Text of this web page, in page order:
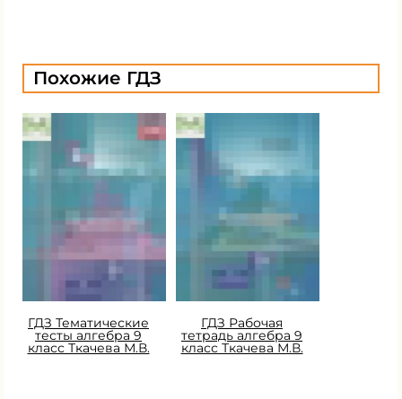
Похожие ГДЗ
ГДЗ Тематические
тесты алгебра 9
класс Ткачева М.В.
ГДЗ Рабочая
тетрадь алгебра 9
класс Ткачева М.В.